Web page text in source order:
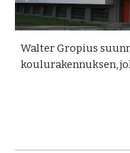
Walter Gropius
koulurakennuksen,